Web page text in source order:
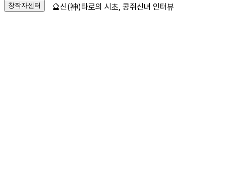
창작자센터 🔮신(神)타로의 시초, 콩쥐신녀 인터뷰